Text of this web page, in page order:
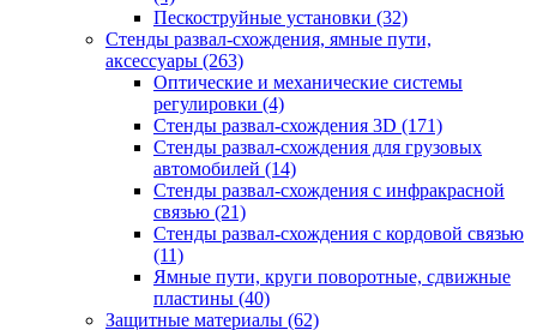
Пескоструйные установки (32)
Стенды развал-схождения, ямные пути,
аксессуары (263)
Оптические и механические системы
регулировки (4)
Стенды развал-схождения 3D (171)
Стенды развал-схождения для грузовых
автомобилей (14)
Стенды развал-схождения с инфракрасной
связью (21)
Стенды развал-схождения с кордовой связью
(11)
Ямные пути, круги поворотные, сдвижные
пластины (40)
Защитные материалы (62)